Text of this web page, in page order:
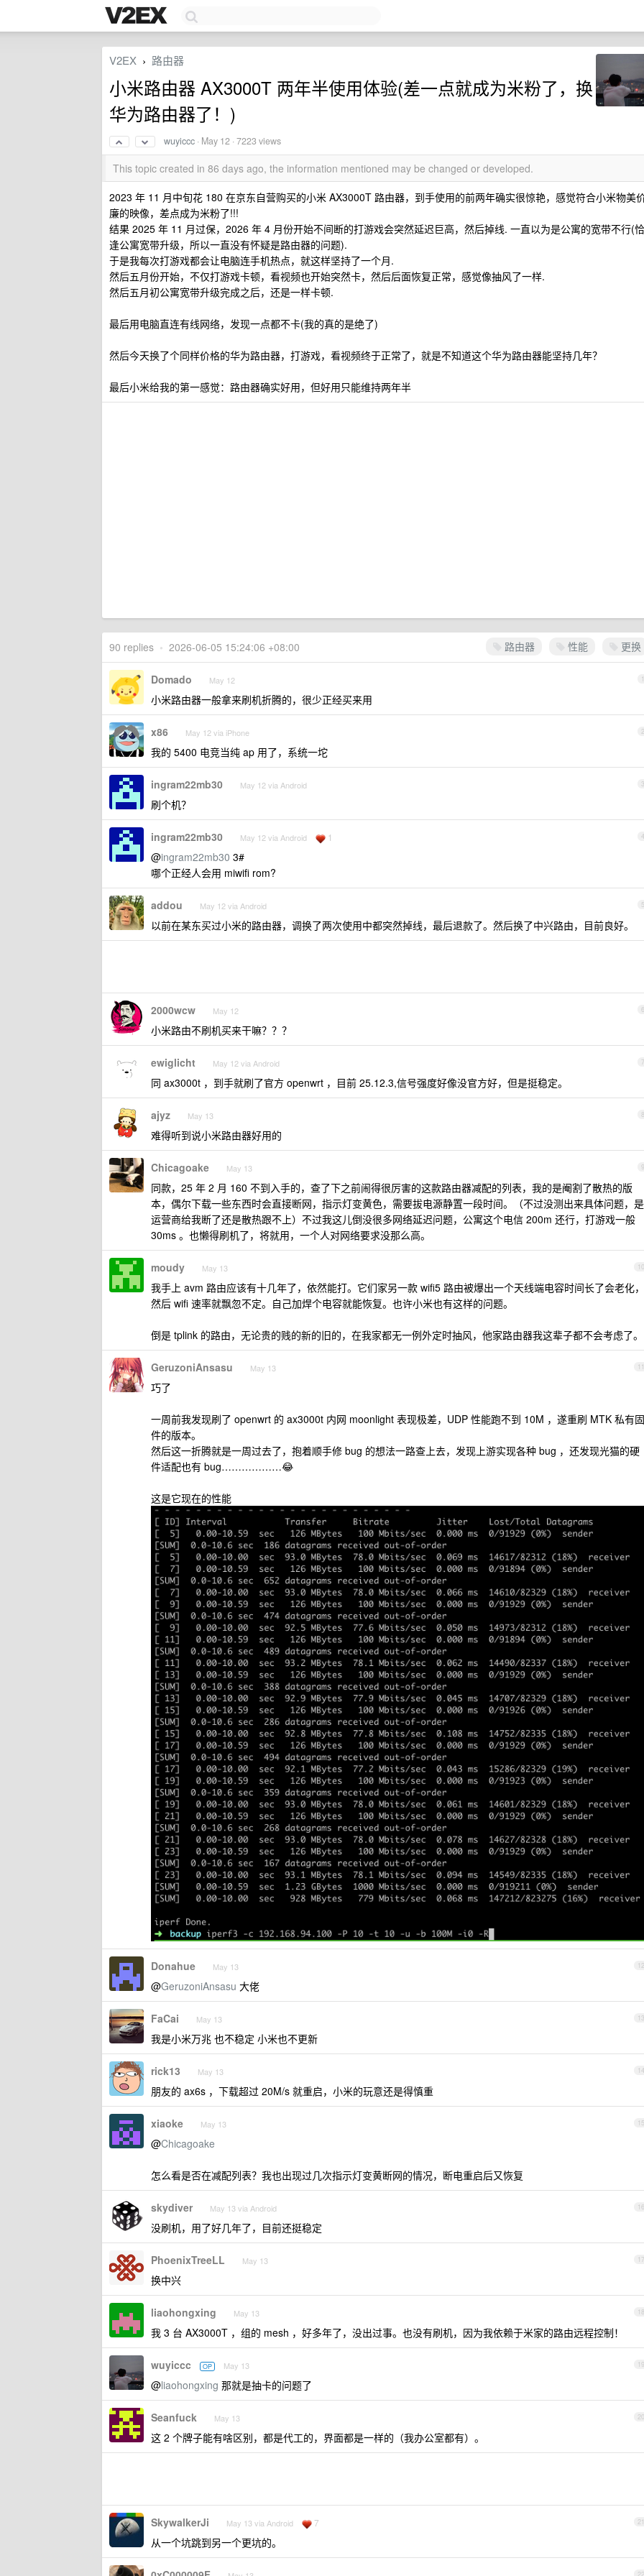
V2EX › 路由器
小米路由器 AX3000T 两年半使用体验(差一点就成为米粉了，换
华为路由器了！)
wuyiccc · May 12 · 7223 views
This topic created in 86 days ago, the information mentioned may be changed or developed.
2023 年 11 月中旬花 180 在京东自营购买的小米 AX3000T 路由器，到手使用的前两年确实很惊艳，感觉符合小米物美
廉的映像，差点成为米粉了!!!
结果 2025 年 11 月过保，2026 年 4 月份开始不间断的打游戏会突然延迟巨高，然后掉线. 一直以为是公寓的宽带不行(恰
逢公寓宽带升级，所以一直没有怀疑是路由器的问题).
于是我每次打游戏都会让电脑连手机热点，就这样坚持了一个月.
然后五月份开始，不仅打游戏卡顿，看视频也开始突然卡，然后后面恢复正常，感觉像抽风了一样.
然后五月初公寓宽带升级完成之后，还是一样卡顿.
最后用电脑直连有线网络，发现一点都不卡(我的真的是绝了)
然后今天换了个同样价格的华为路由器，打游戏，看视频终于正常了，就是不知道这个华为路由器能坚持几年？
最后小米给我的第一感觉：路由器确实好用，但好用只能维持两年半
路由器 性能 更换
90 replies • 2026-06-05 15:24:06 +08:00
1
Domado May 12
小米路由器一般拿来刷机折腾的，很少正经买来用
2
x86 May 12 via iPhone
我的 5400 电竞当纯 ap 用了，系统一坨
3
ingram22mb30 May 12 via Android
刷个机？
4
ingram22mb30 May 12 via Android 1
@ingram22mb30 3#
哪个正经人会用 miwifi rom?
5
addou May 12 via Android
以前在某东买过小米的路由器，调换了两次使用中都突然掉线，最后退款了。然后换了中兴路由，目前良好。
6
2000wcw May 12
小米路由不刷机买来干嘛？？？
7
ewiglicht May 12 via Android
同 ax3000t ，到手就刷了官方 openwrt ，目前 25.12.3,信号强度好像没官方好，但是挺稳定。
8
ajyz May 13
难得听到说小米路由器好用的
9
Chicagoake May 13
同款，25 年 2 月 160 不到入手的，查了下之前闹得很厉害的这款路由器减配的列表，我的是阉割了散热的版
本，偶尔下载一些东西时会直接断网，指示灯变黄色，需要拔电源静置一段时间。（不过没测出来具体问题，是
运营商给我断了还是散热跟不上）不过我这儿倒没很多网络延迟问题，公寓这个电信 200m 还行，打游戏一般
30ms 。也懒得刷机了，将就用，一个人对网络要求没那么高。
10
moudy May 13
我手上 avm 路由应该有十几年了，依然能打。它们家另一款 wifi5 路由被爆出一个天线端电容时间长了会老化，
然后 wifi 速率就飘忽不定。自己加焊个电容就能恢复。也许小米也有这样的问题。
倒是 tplink 的路由，无论贵的贱的新的旧的，在我家都无一例外定时抽风，他家路由器我这辈子都不会考虑了。
11
GeruzoniAnsasu May 13
巧了
一周前我发现刷了 openwrt 的 ax3000t 内网 moonlight 表现极差，UDP 性能跑不到 10M ，遂重刷 MTK 私有固
件的版本。
然后这一折腾就是一周过去了，抱着顺手修 bug 的想法一路查上去，发现上游实现各种 bug ，还发现光猫的硬
件适配也有 bug………………😂
这是它现在的性能
12
Donahue May 13
@GeruzoniAnsasu 大佬
13
FaCai May 13
我是小米万兆 也不稳定 小米也不更新
14
rick13 May 13
朋友的 ax6s ，下载超过 20M/s 就重启，小米的玩意还是得慎重
15
xiaoke May 13
@Chicagoake
怎么看是否在减配列表？我也出现过几次指示灯变黄断网的情况，断电重启后又恢复
16
skydiver May 13 via Android
没刷机，用了好几年了，目前还挺稳定
17
PhoenixTreeLL May 13
换中兴
18
liaohongxing May 13
我 3 台 AX3000T ，组的 mesh ，好多年了，没出过事。也没有刷机，因为我依赖于米家的路由远程控制！
19
wuyiccc OP May 13
@liaohongxing 那就是抽卡的问题了
20
Seanfuck May 13
这 2 个牌子能有啥区别，都是代工的，界面都是一样的（我办公室都有）。
21
SkywalkerJi May 13 via Android 7
从一个坑跳到另一个更坑的。